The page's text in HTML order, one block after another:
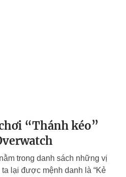
“Thánh kéo”
trong danh sách những vị
lại được mệnh danh là “Kẻ